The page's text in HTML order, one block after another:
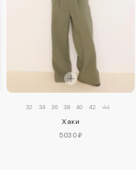
32 34 36 38 40 42 44
Хаки
5030 ₽